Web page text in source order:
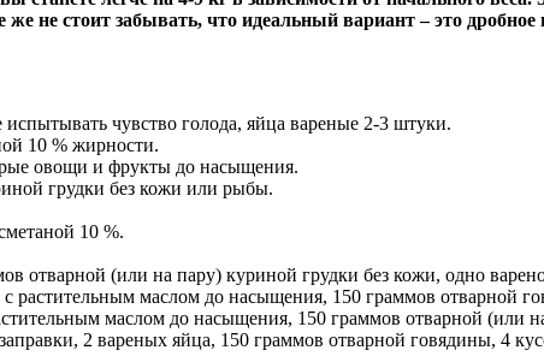
же не стоит забывать, что идеальный вариант – это
чувство голода, яйца вареные 2-3 штуки.
10 % жирности.
овощи и фрукты до насыщения.
грудки без кожи или рыбы.
10 %.
отварной (или на пару) куриной грудки без кожи, одно
растительным маслом до насыщения, 150 граммов отварной
маслом до насыщения, 150 граммов отварной (или
2 вареных яйца, 150 граммов отварной говядины, 4